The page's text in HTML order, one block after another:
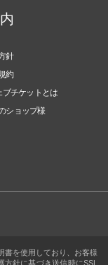
針
約
ブチケットとは
ショップ様
書を使用しており、お客様
針に基づき送信時にSSL